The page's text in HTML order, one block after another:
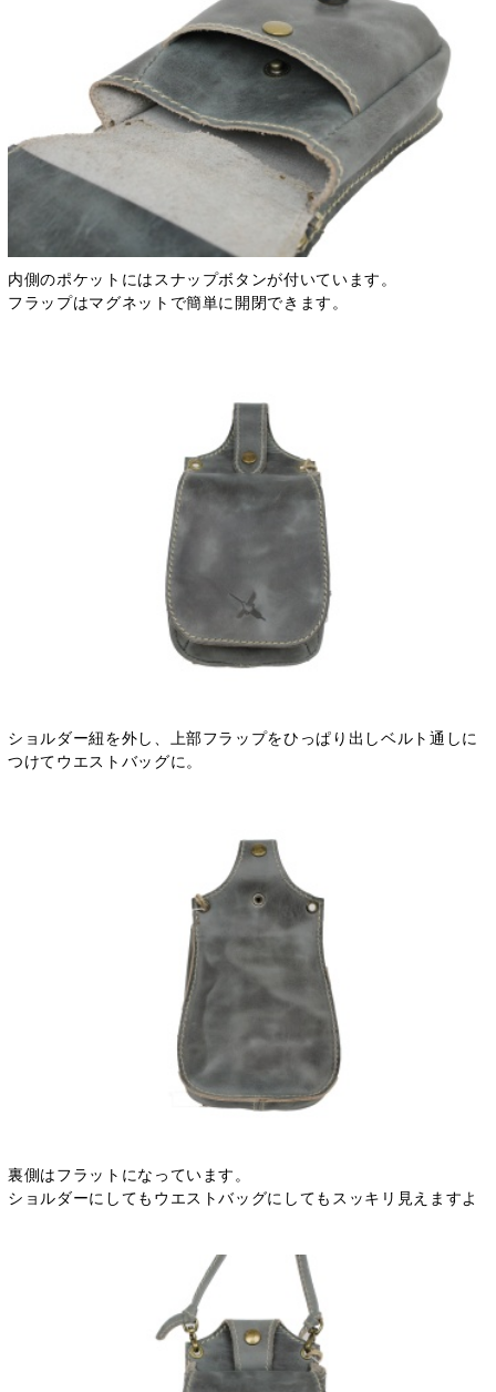
内側のポケットにはスナップボタンが付いています。
フラップはマグネットで簡単に開閉できます。
ショルダー紐を外し、上部フラップをひっぱり出しベルト通しに
つけてウエストバッグに。
裏側はフラットになっています。
ショルダーにしてもウエストバッグにしてもスッキリ見えますよ